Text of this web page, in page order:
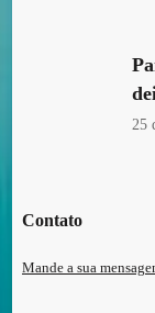
25
Contato
Mande a sua